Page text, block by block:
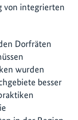
von integrierten
Dorfräten
wurden
besser